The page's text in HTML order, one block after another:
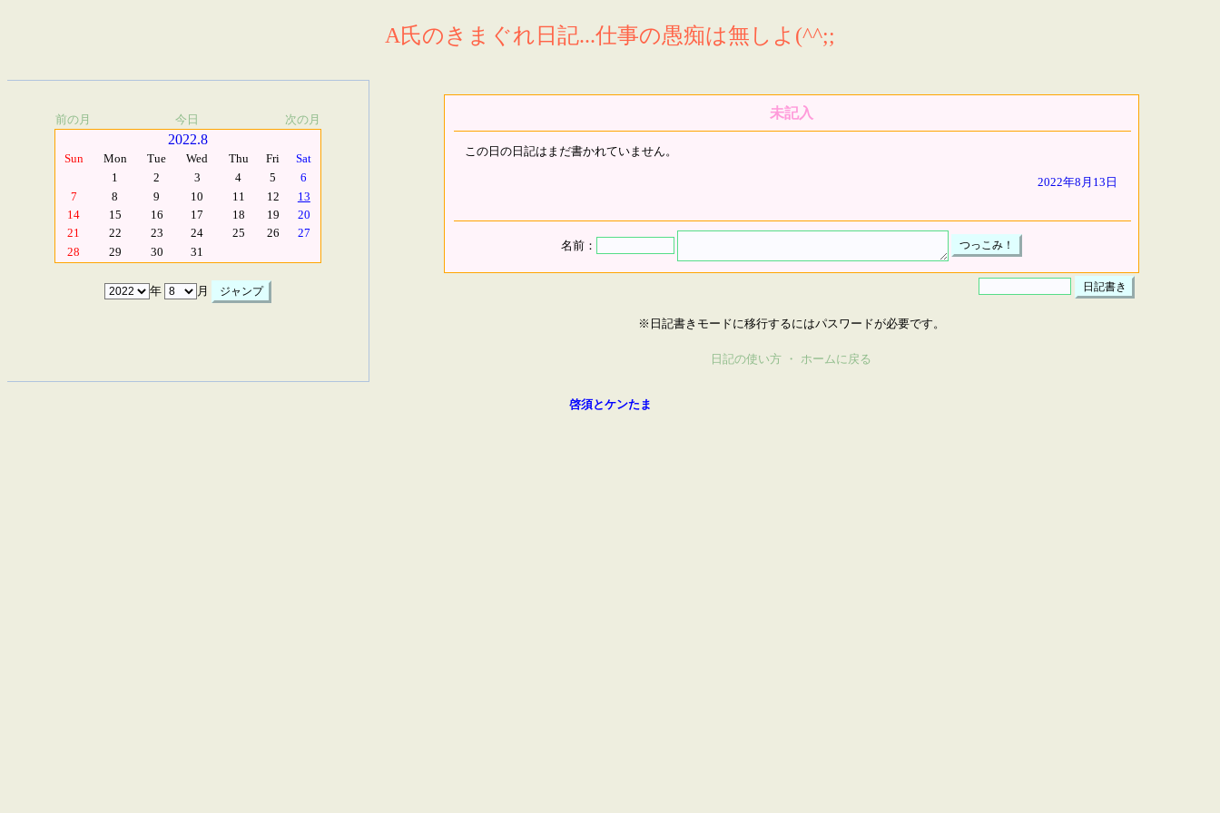
A氏のきまぐれ日記...仕事の愚痴は無しよ(^^;;
前の月 今日 次の月
2022.8
Sun Mon Tue Wed Thu Fri
Sat
1
2 3 4 5
6
7
8 9 10 11 12
13
14
15 16 17 18 19
20
21
22 23 24 25 26
27
28
29 30 31
年 月
未記入
この日の日記はまだ書かれていません。
2022年8月13日
名前：
※日記書きモードに移行するにはパスワードが必要です。
日記の使い方 ・ ホームに戻る
啓須とケンたま